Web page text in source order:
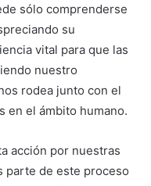
sólo comprenderse
su
vital para que las
nuestro
rodea junto con el
en el ámbito humano.
acción por nuestras
parte de este proceso